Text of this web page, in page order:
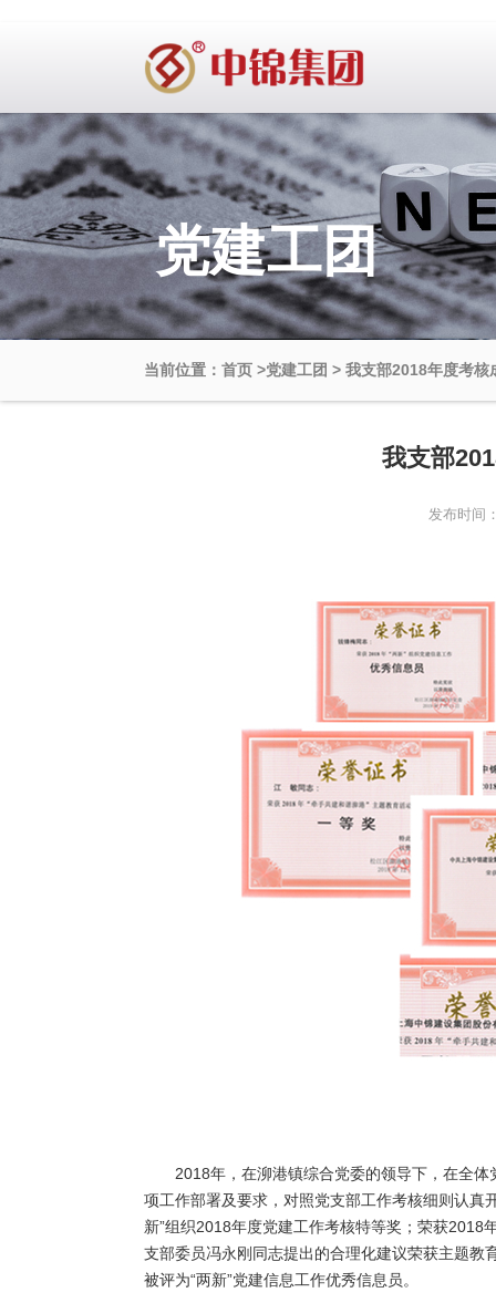
党建工团
当前位置：首页 >党建工团 > 我支部2018年度考核
我支部
发布时间
2018年，在泖港镇综合党委的领导下，在全
项工作部署及要求，对照党支部工作考核细则认真
新”组织2018年度党建工作考核特等奖；荣获2018
支部委员冯永刚同志提出的合理化建议荣获主题教
被评为“两新”党建信息工作优秀信息员。